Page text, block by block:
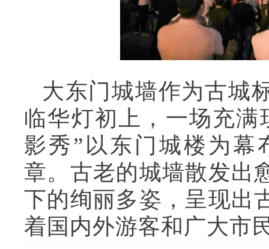
大东门城墙作为古城
临华灯初上，一场充
影秀”以东门城楼为幕
章。古老的城墙散发出
下的绚丽多姿，呈现出
着国内外游客和广大市